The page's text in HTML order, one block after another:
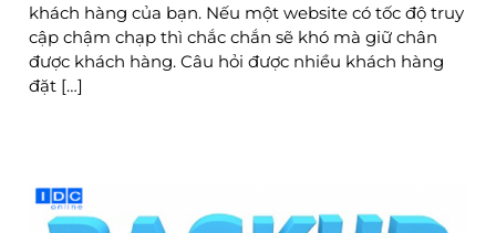
khách hàng của bạn. Nếu một website có tốc độ truy
cập chậm chạp thì chắc chắn sẽ khó mà giữ chân
được khách hàng. Câu hỏi được nhiều khách hàng
đặt […]